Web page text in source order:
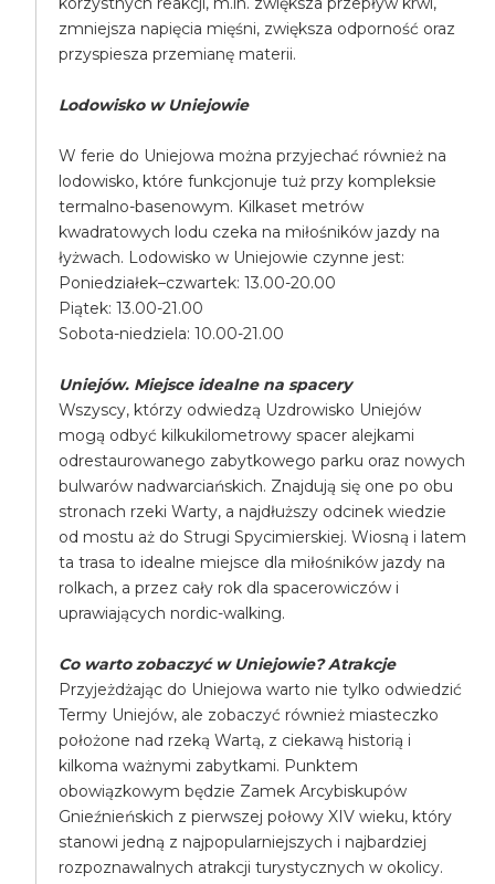
zmniejsza napięcia mięśni, zwiększa odporność oraz
przyspiesza przemianę materii.
Lodowisko w Uniejowie
W ferie do Uniejowa można przyjechać również na
lodowisko, które funkcjonuje tuż przy kompleksie
termalno-basenowym. Kilkaset metrów
kwadratowych lodu czeka na miłośników jazdy na
łyżwach. Lodowisko w Uniejowie czynne jest:
Poniedziałek–czwartek: 13.00-20.00
Piątek: 13.00-21.00
Sobota-niedziela: 10.00-21.00
Uniejów. Miejsce idealne na spacery
Wszyscy, którzy odwiedzą Uzdrowisko Uniejów
mogą odbyć kilkukilometrowy spacer alejkami
odrestaurowanego zabytkowego parku oraz nowych
bulwarów nadwarciańskich. Znajdują się one po obu
stronach rzeki Warty, a najdłuższy odcinek wiedzie
od mostu aż do Strugi Spycimierskiej. Wiosną i latem
ta trasa to idealne miejsce dla miłośników jazdy na
rolkach, a przez cały rok dla spacerowiczów i
uprawiających nordic-walking.
Co warto zobaczyć w Uniejowie? Atrakcje
Przyjeżdżając do Uniejowa warto nie tylko odwiedzić
Termy Uniejów, ale zobaczyć również miasteczko
położone nad rzeką Wartą, z ciekawą historią i
kilkoma ważnymi zabytkami. Punktem
obowiązkowym będzie Zamek Arcybiskupów
Gnieźnieńskich z pierwszej połowy XIV wieku, który
stanowi jedną z najpopularniejszych i najbardziej
rozpoznawalnych atrakcji turystycznych w okolicy.